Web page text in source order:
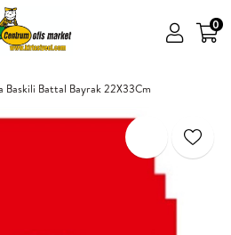
0
Baskili Battal Bayrak 22X33Cm